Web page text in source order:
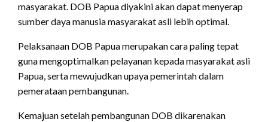
masyarakat. DOB Papua diyakini akan dapat menyerap
sumber daya manusia masyarakat asli lebih optimal.
Pelaksanaan DOB Papua merupakan cara paling tepat
guna mengoptimalkan pelayanan kepada masyarakat asli
Papua, serta mewujudkan upaya pemerintah dalam
pemerataan pembangunan.
Kemajuan setelah pembangunan DOB dikarenakan